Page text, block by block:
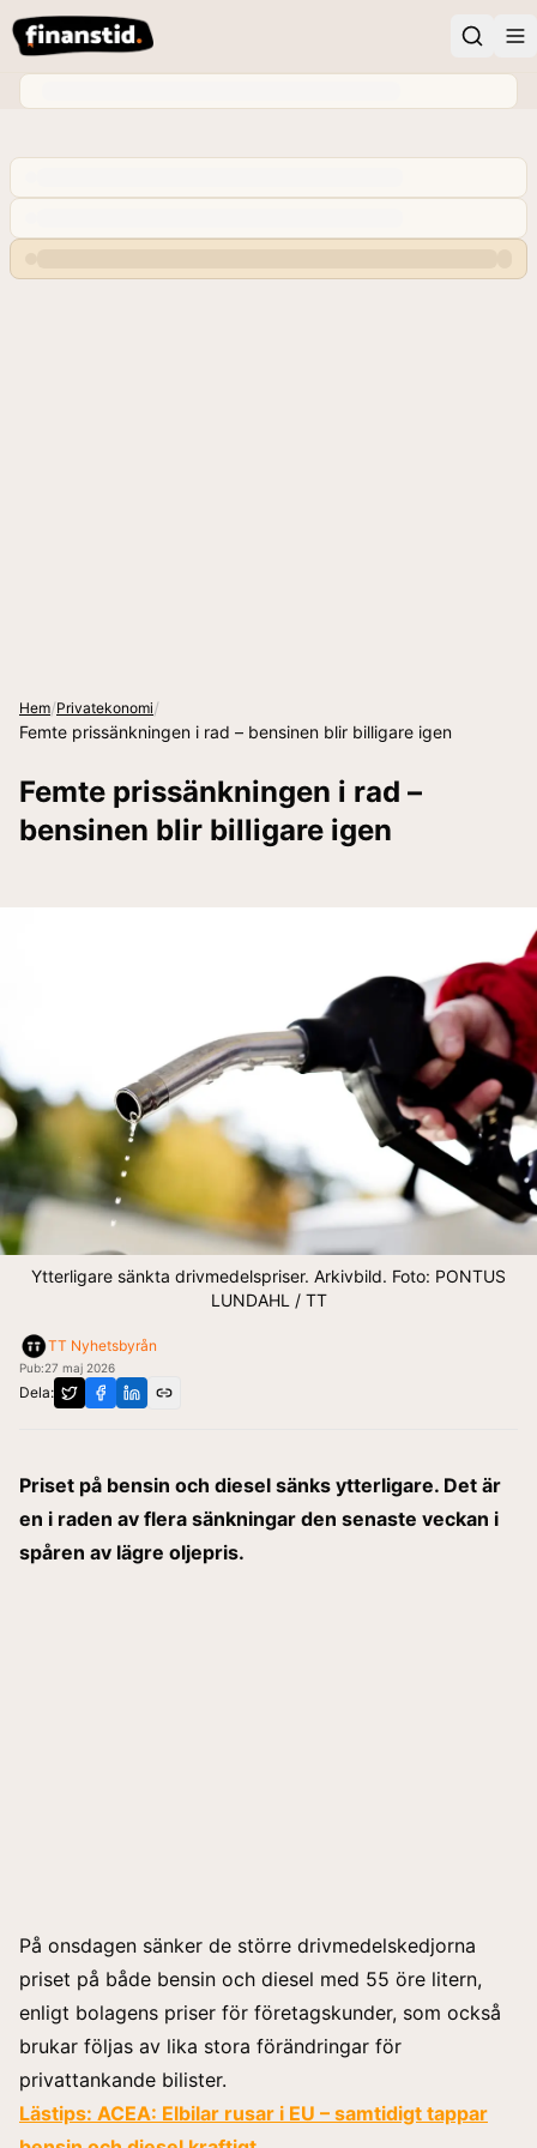
Hem/Privatekonomi/
Femte prissänkningen i rad – bensinen blir billigare igen
Femte prissänkningen i rad –
bensinen blir billigare igen
Ytterligare sänkta drivmedelspriser. Arkivbild. Foto: PONTUS
LUNDAHL / TT
TT Nyhetsbyrån
Pub:27 maj 2026
Dela:
Priset på bensin och diesel sänks ytterligare. Det är
en i raden av flera sänkningar den senaste veckan i
spåren av lägre oljepris.
På onsdagen sänker de större drivmedelskedjorna
priset på både bensin och diesel med 55 öre litern,
enligt bolagens priser för företagskunder, som också
brukar följas av lika stora förändringar för
privattankande bilister.
Lästips: ACEA: Elbilar rusar i EU – samtidigt tappar